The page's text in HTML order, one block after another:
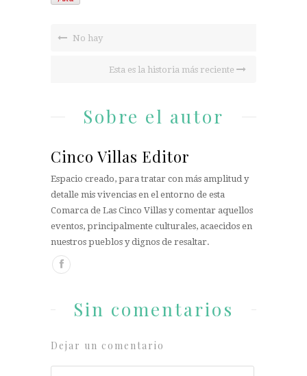
No hay
Esta es la historia más reciente
Sobre el autor
Cinco Villas Editor
Espacio creado, para tratar con más amplitud y
detalle mis vivencias en el entorno de esta
Comarca de Las Cinco Villas y comentar aquellos
eventos, principalmente culturales, acaecidos en
nuestros pueblos y dignos de resaltar.
Sin comentarios
Dejar un comentario